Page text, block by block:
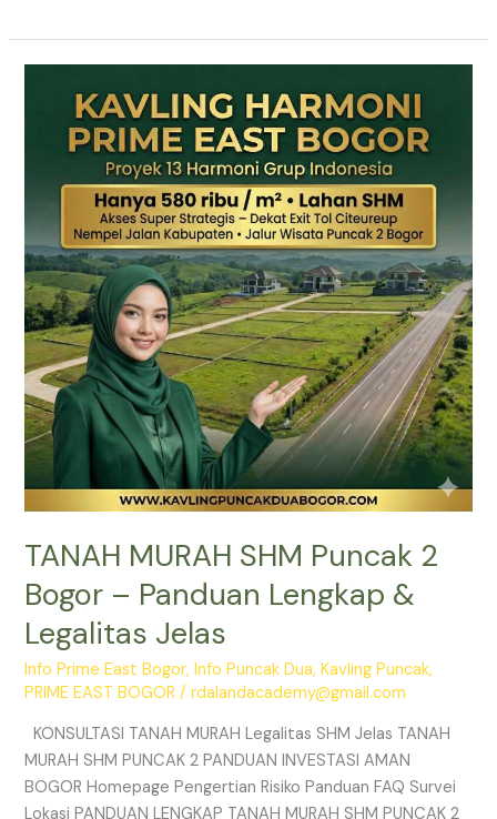
TANAH MURAH SHM Puncak 2
Bogor – Panduan Lengkap &
Legalitas Jelas
Info Prime East Bogor,Info Puncak Dua,Kavling Puncak,
PRIME EAST BOGOR /rdalandacademy@gmail.com
KONSULTASI TANAH MURAH Legalitas SHM Jelas TANAH
MURAH SHM PUNCAK 2 PANDUAN INVESTASI AMAN
BOGOR Homepage Pengertian Risiko Panduan FAQ Survei
Lokasi PANDUAN LENGKAP TANAH MURAH SHM PUNCAK 2
MURAH
Puncak
Panduan
Lengkap
&
Legalitas
Jelas